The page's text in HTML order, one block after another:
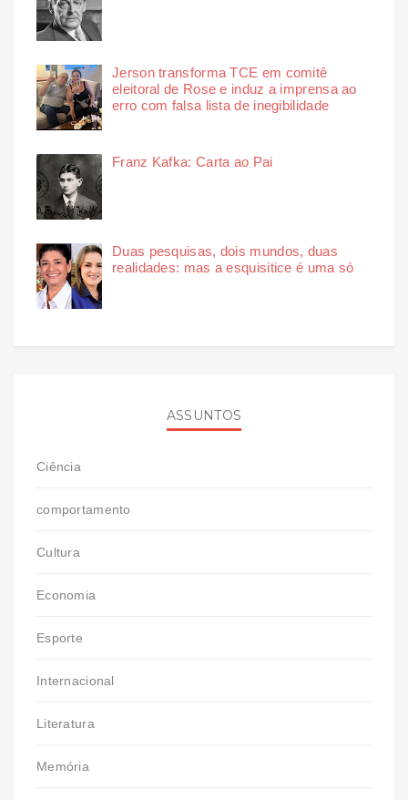
Jerson transforma TCE em comitê
eleitoral de Rose e induz a imprensa ao
erro com falsa lista de inegibilidade
Franz Kafka: Carta ao Pai
Duas pesquisas, dois mundos, duas
realidades: mas a esquisitice é uma só
ASSUNTOS
Ciência
comportamento
Cultura
Economia
Esporte
Internacional
Literatura
Memória